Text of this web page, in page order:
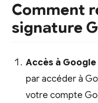
Comment
signature
Accès à
par accéder à
votre compte